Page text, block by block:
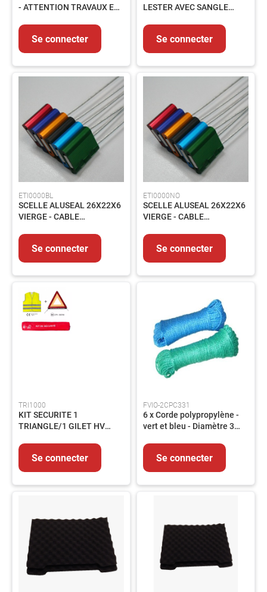
LUBRIFIANTS
GRAISSES
PEINTURES
ET
REVETEMENTS
PRODUITS
CHIMIQUES
PRODUITS
DE
TRAITEMENT
PRODUITS
DE
NETTOYAGE
DE
RECHANGE
Lot
de
bord
Flexibles
électrique
Transmission
Filtration
Saisonnier
- ATTENTION TRAVAUX EN
Se connecter
LESTER AVEC SANGLE
Se connecter
ETI0000BL
SCELLE ALUSEAL 26X22X6
VIERGE - CABLE
BLEU
Se connecter
ETI0000NO
SCELLE ALUSEAL 26X22X6
VIERGE - CABLE
NOIR
Se connecter
TRI1000
KIT SECURITE 1
TRIANGLE/1 GILET HV
POLYESTER
Se connecter
FVIO-2CPC331
6 x Corde polypropylène -
vert et bleu - Diamètre 3
Se connecter